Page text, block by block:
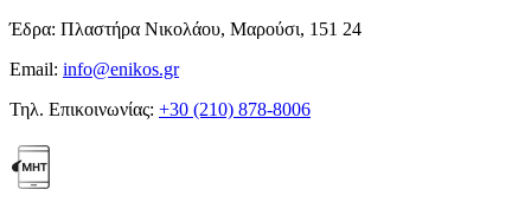
Έδρα: Πλαστήρα Νικολάου, Μαρούσι, 151 24
Email: info@enikos.gr
Τηλ. Επικοινωνίας: +30 (210) 878-8006